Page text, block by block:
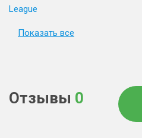
League
Показать все
Отзывы 0